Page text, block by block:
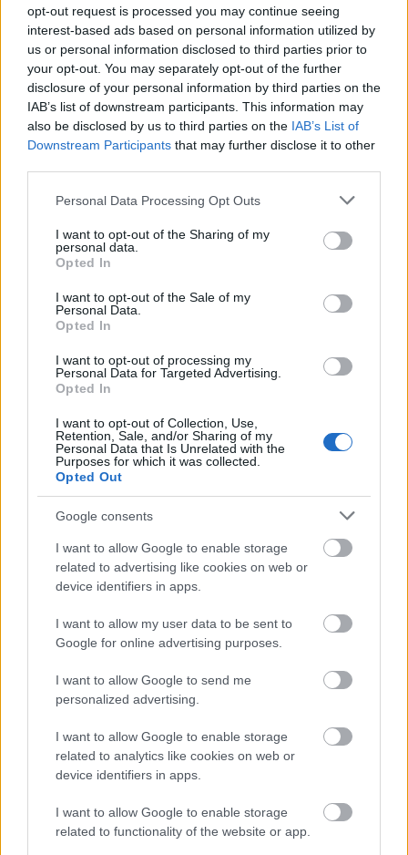
opt-out request is processed you may continue seeing
interest-based ads based on personal information utilized by
us or personal information disclosed to third parties prior to
your opt-out. You may separately opt-out of the further
disclosure of your personal information by third parties on the
IAB’s list of downstream participants. This information may
also be disclosed by us to third parties on the IAB’s List of
Downstream Participants that may further disclose it to other
Please note that this website/app uses one or more Google
not limited to your visit or usage behaviour. You may click to
grant or deny consent to Google and its third-party tags to
use your data for below specified purposes in below Google
consent section.
Personal Data Processing Opt Outs
I want to opt-out of the Sharing of my
personal data.
Opted In
I want to opt-out of the Sale of my
Personal Data.
Opted In
I want to opt-out of processing my
Personal Data for Targeted Advertising.
Opted In
I want to opt-out of Collection, Use,
Retention, Sale, and/or Sharing of my
Personal Data that Is Unrelated with the
Purposes for which it was collected.
Opted Out
Google consents
I want to allow Google to enable storage
related to advertising like cookies on web or
device identifiers in apps.
I want to allow my user data to be sent to
Google for online advertising purposes.
I want to allow Google to send me
personalized advertising.
I want to allow Google to enable storage
related to analytics like cookies on web or
device identifiers in apps.
I want to allow Google to enable storage
related to functionality of the website or app.
Caspian herceg / Prince Caspian
Mornambar-Totto •2008. December 20.
Narnia Krónikái - Caspian hercegA Narnia könyvek
alatt (é.: k*rvarégen) tudomásom volt, akárcsak íróik
közeli barátságáról, átrágásukra mégis csak az első
bennük lévő…
A másik Boleyn lány / The other
Boleyn girl
Mornambar-Totto•2008. December 08.
A másik Boleyn lányAz már önmagában is jelent